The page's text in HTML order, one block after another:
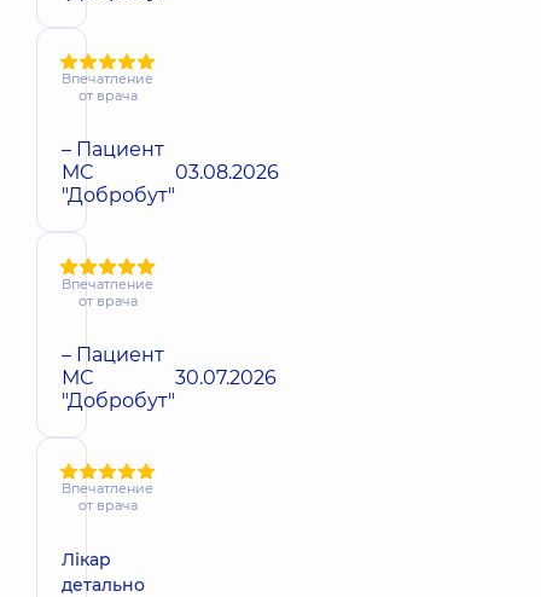
Впечатление
от врача
– Пациент
МС
"Добробут"
03.08.2026
Впечатление
от врача
– Пациент
МС
"Добробут"
30.07.2026
Впечатление
от врача
Лікар
детально